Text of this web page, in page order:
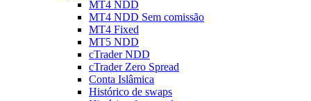
MT4 NDD
MT4 NDD Sem comissão
MT4 Fixed
MT5 NDD
cTrader NDD
cTrader Zero Spread
Conta Islâmica
Histórico de swaps